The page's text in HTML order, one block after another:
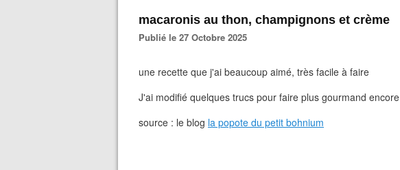
macaronis au thon, champignons et crème
Publié le 27 Octobre 2025
une recette que j'ai beaucoup aimé, très facile à faire
J'ai modifié quelques trucs pour faire plus gourmand encore
source : le blog la popote du petit bohnium